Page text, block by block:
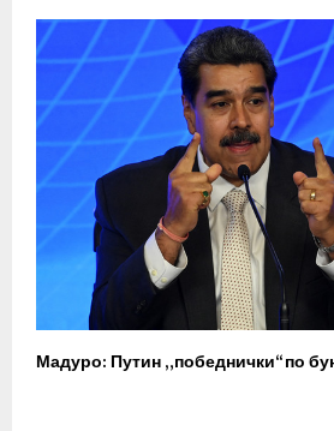
Мадуро: Путин „победнички“ по